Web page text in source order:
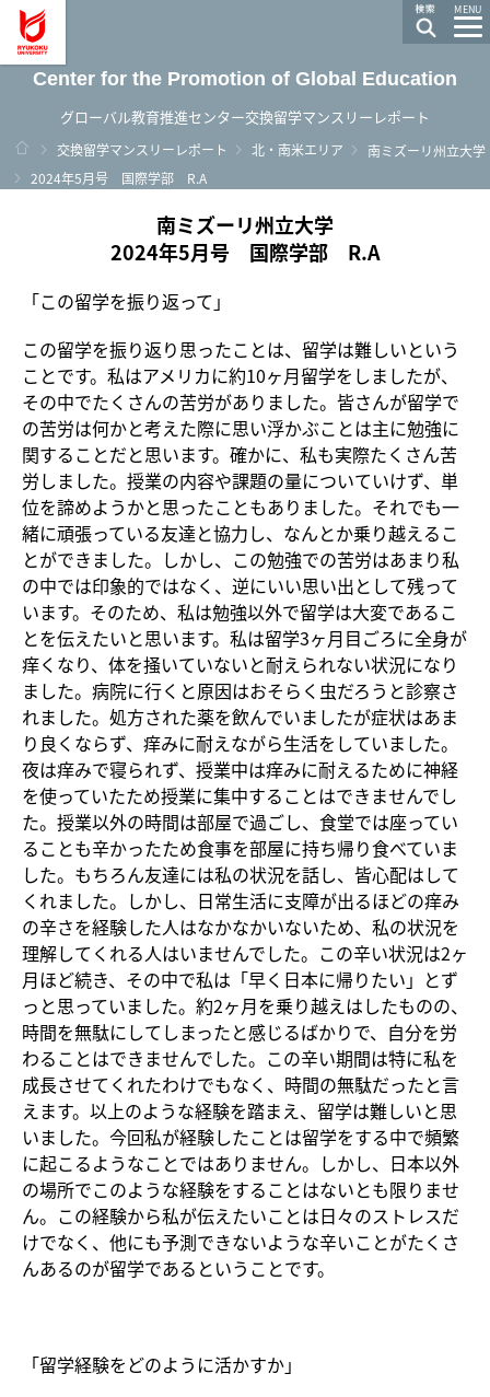
MENU
Center for the Promotion of Global Education
グローバル教育推進センター交換留学マンスリーレポート
ホーム
交換留学マンスリーレポート 北・南米エリア
南ミズーリ州立大学
2024年5月号 国際学部 R.A
南ミズーリ州立大学
2024年5月号 国際学部 R.A
「この留学を振り返って」
この留学を振り返り思ったことは、留学は難しいという
ことです。私はアメリカに約10ヶ月留学をしましたが、
その中でたくさんの苦労がありました。皆さんが留学で
の苦労は何かと考えた際に思い浮かぶことは主に勉強に
関することだと思います。確かに、私も実際たくさん苦
労しました。授業の内容や課題の量についていけず、単
位を諦めようかと思ったこともありました。それでも一
緒に頑張っている友達と協力し、なんとか乗り越えるこ
とができました。しかし、この勉強での苦労はあまり私
の中では印象的ではなく、逆にいい思い出として残って
います。そのため、私は勉強以外で留学は大変であるこ
とを伝えたいと思います。私は留学3ヶ月目ごろに全身が
痒くなり、体を掻いていないと耐えられない状況になり
ました。病院に行くと原因はおそらく虫だろうと診察さ
れました。処方された薬を飲んでいましたが症状はあま
り良くならず、痒みに耐えながら生活をしていました。
夜は痒みで寝られず、授業中は痒みに耐えるために神経
を使っていたため授業に集中することはできませんでし
た。授業以外の時間は部屋で過ごし、食堂では座ってい
ることも辛かったため食事を部屋に持ち帰り食べていま
した。もちろん友達には私の状況を話し、皆心配はして
くれました。しかし、日常生活に支障が出るほどの痒み
の辛さを経験した人はなかなかいないため、私の状況を
理解してくれる人はいませんでした。この辛い状況は2ヶ
月ほど続き、その中で私は「早く日本に帰りたい」とず
っと思っていました。約2ヶ月を乗り越えはしたものの、
時間を無駄にしてしまったと感じるばかりで、自分を労
わることはできませんでした。この辛い期間は特に私を
成長させてくれたわけでもなく、時間の無駄だったと言
えます。以上のような経験を踏まえ、留学は難しいと思
いました。今回私が経験したことは留学をする中で頻繁
に起こるようなことではありません。しかし、日本以外
の場所でこのような経験をすることはないとも限りませ
ん。この経験から私が伝えたいことは日々のストレスだ
けでなく、他にも予測できないような辛いことがたくさ
んあるのが留学であるということです。
「留学経験をどのように活かすか」